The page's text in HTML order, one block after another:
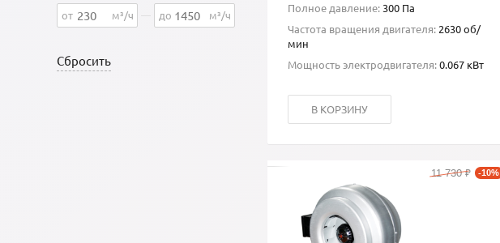
от м³/ч до м³/ч
Полное давление: 300 Па
Частота вращения двигателя: 2630 об/
мин
Мощность электродвигателя:0.067 кВт
В КОРЗИНУ
11 730₽ -10%